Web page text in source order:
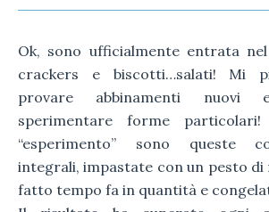
Ok, sono ufficialmente entrata
crackers e biscotti…salati! Mi
provare abbinamenti nuovi
sperimentare forme
“esperimento” sono queste
integrali, impastate con un pesto di
fatto tempo fa in quantità e